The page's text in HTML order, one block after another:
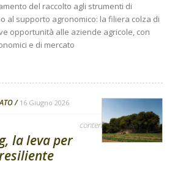
del raccolto agli strumenti di
al supporto agronomico: la filiera colza di
opportunità alle aziende agricole, con
e di mercato
16 Giugno 2026
contenuto sponsorizzato
la leva per